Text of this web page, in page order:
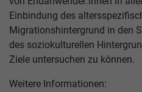
Einbindung des
Migrationshintergrund in den
des soziokulturellen
Ziele untersuchen zu können.
Weitere Informationen: